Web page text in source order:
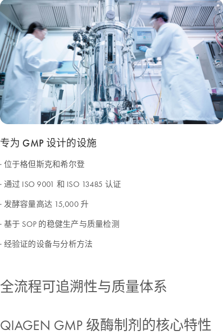
专为 GMP 设计的设施
· 位于格但斯克和希尔登
· 通过 ISO 9001 和 ISO 13485 认证
· 发酵容量高达 15,000 升
· 基于 SOP 的稳健生产与质量检测
· 经验证的设备与分析方法
全流程可追溯性与质量体系
QIAGEN GMP 级酶制剂的核心特性